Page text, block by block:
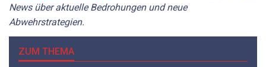
News über aktuelle Bedrohungen und neue
Abwehrstrategien.
ZUM THEMA